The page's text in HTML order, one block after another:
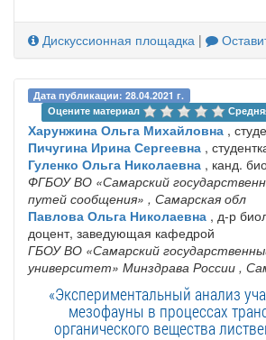
Дискуссионная площадка |
Дата публикации: 28.04.2021 г.
Оцените материал
Харунжина Ольга Михайловна ,
Пичугина Ирина Сергеевна ,
Гуленко Ольга Николаевна , канд.
ФГБОУ ВО «Самарский
путей сообщения» , Самарская обл
Павлова Ольга Николаевна , д-р
доцент, заведующая кафедрой
ГБОУ ВО «Самарский
университет» Минздрава России ,
«Экспериментальный анализ
мезофауны в процессах
органического вещества